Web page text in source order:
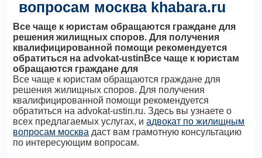
вопросам москва khabara.ru
Все чаще к юристам обращаются граждане для
решения жилищных споров. Для получения
квалифицированной помощи рекомендуется
обратиться на advokat-ustinВсе чаще к юристам
обращаются граждане для
Все чаще к юристам обращаются граждане для
решения жилищных споров. Для получения
квалифицированной помощи рекомендуется
обратиться на advokat-ustin.ru. Здесь вы узнаете о
всех предлагаемых услугах, иадвокат по жилищным
вопросам москва даст вам грамотную консультацию
по интересующим вопросам.